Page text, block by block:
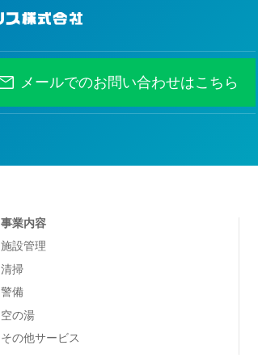
メールでのお問い合わせはこちら
事業内容
施設管理
清掃
警備
空の湯
その他サービス